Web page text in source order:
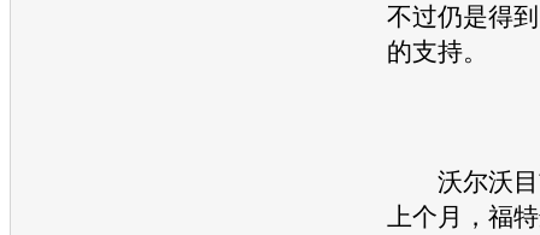
不过仍是得
的支持。
沃尔沃
上个月， 福特